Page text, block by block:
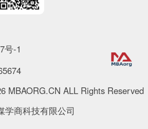
号-1
MBAORG.CN ALL Rights Reserved
学商科技有限公司